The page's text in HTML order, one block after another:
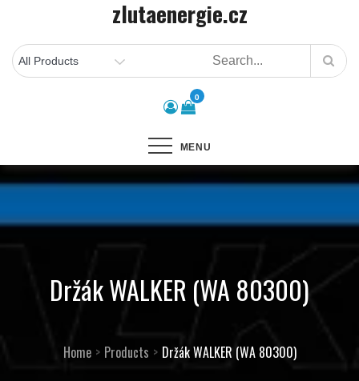
content
zlutaenergie.cz
0
MENU
Držák WALKER (WA 80300)
Home Products Držák WALKER (WA 80300)